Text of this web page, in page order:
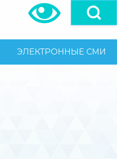
ЭЛЕКТРОННЫЕ СМИ